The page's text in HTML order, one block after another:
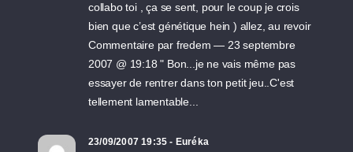
collabo toi , ça se sent, pour le coup je crois
bien que c’est génétique hein ) allez, au revoir
Commentaire par fredem — 23 septembre
2007 @ 19:18 " Bon...je ne vais même pas
essayer de rentrer dans ton petit jeu..C'est
tellement lamentable...
23/09/2007 19:35 - Euréka